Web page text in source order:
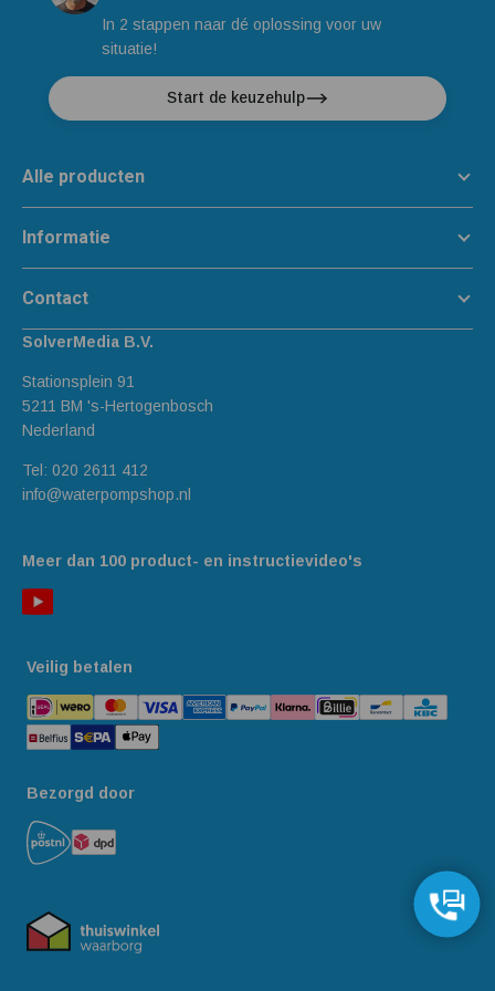
In 2 stappen naar dé oplossing voor uw
situatie!
Start de keuzehulp
Meer dan 100 product- en instructievideo's
Alle producten
Informatie
Contact
SolverMedia B.V.
Stationsplein 91
5211 BM 's-Hertogenbosch
Nederland
Tel: 020 2611 412
info@waterpompshop.nl
Veilig betalen
Bezorgd door